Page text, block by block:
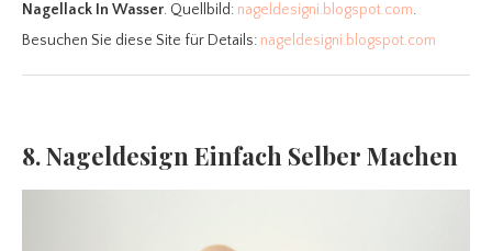
Nagellack In Wasser. Quellbild: nageldesigni.blogspot.com.
Besuchen Sie diese Site für Details: nageldesigni.blogspot.com
8. Nageldesign Einfach Selber Machen